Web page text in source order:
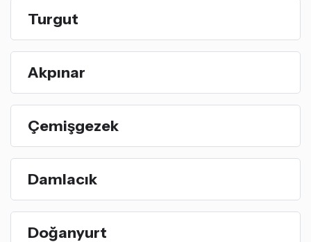
Turgut
Akpınar
Çemişgezek
Damlacık
Doğanyurt